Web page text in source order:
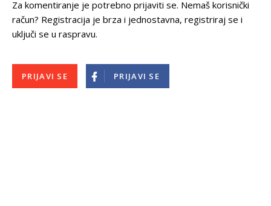
Za komentiranje je potrebno prijaviti se. Nemaš korisnički
račun? Registracija je brza i jednostavna, registriraj se i
uključi se u raspravu.
PRIJAVI SE PRIJAVI SE